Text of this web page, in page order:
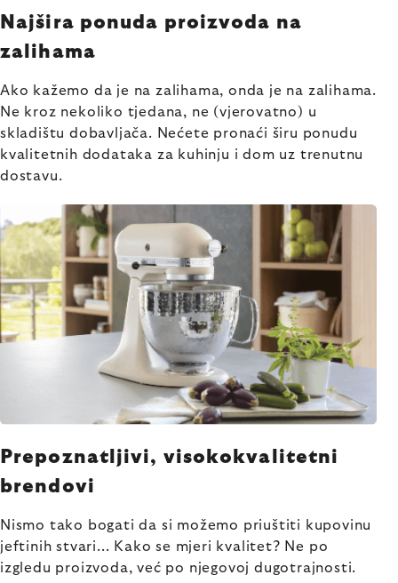
Najšira ponuda proizvoda na
zalihama
Ako kažemo da je na zalihama, onda je na zalihama.
Ne kroz nekoliko tjedana, ne (vjerovatno) u
skladištu dobavljača. Nećete pronaći širu ponudu
kvalitetnih dodataka za kuhinju i dom uz trenutnu
dostavu.
Prepoznatljivi, visokokvalitetni
brendovi
Nismo tako bogati da si možemo priuštiti kupovinu
jeftinih stvari... Kako se mjeri kvalitet? Ne po
izgledu proizvoda, već po njegovoj dugotrajnosti.